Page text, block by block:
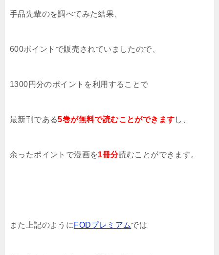
手品先輩のを調べてみた結果
600ポイントで販売されていましたので、
1300円分のポイントを利用することで
最新刊である5巻が無料で読むことができますし、
余ったポイントで漫画を1冊分読むことができます。
また上記のように FODプレミアムでは